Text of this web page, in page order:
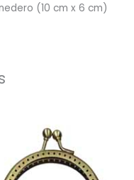
(10 cm x 6 cm)